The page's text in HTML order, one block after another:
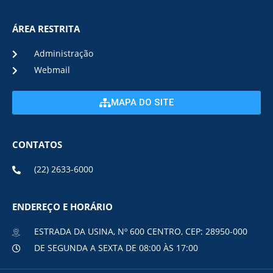
ÁREA RESTRITA
Administração
Webmail
MAPA DO SITE
CONTATOS
(22) 2633-6000
ENDEREÇO E HORÁRIO
ESTRADA DA USINA, Nº 600 CENTRO, CEP: 28950-000
DE SEGUNDA A SEXTA DE 08:00 ÀS 17:00